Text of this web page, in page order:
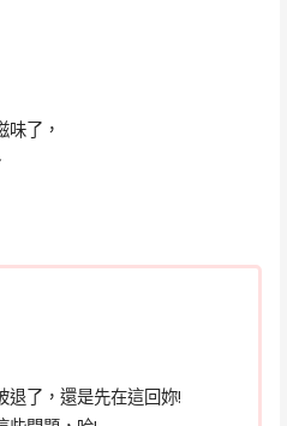
味了，
退了，還是先在這回妳!